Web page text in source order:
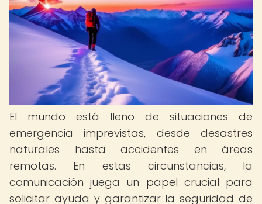
El mundo está lleno de situaciones de
emergencia imprevistas, desde desastres
naturales hasta accidentes en áreas
remotas. En estas circunstancias, la
comunicación juega un papel crucial para
solicitar ayuda y garantizar la seguridad de